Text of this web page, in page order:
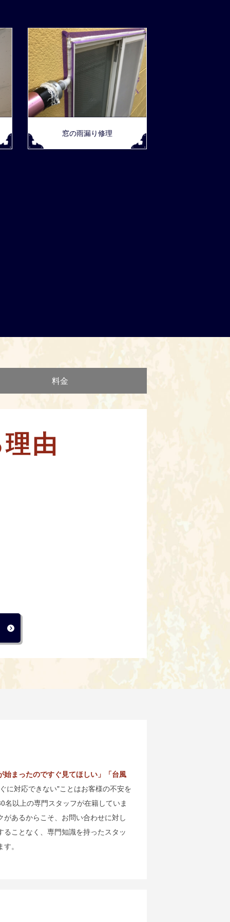
窓の雨漏り修理
料金
由
始まったのですぐ見てほしい」「台風
に対応できない"ことはお客様の不安を
以上の専門スタッフが在籍していま
あるからこそ、お問い合わせに対し
ことなく、専門知識を持ったスタッ
。